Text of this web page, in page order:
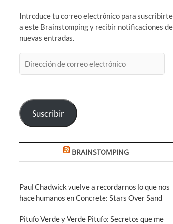
Introduce tu correo electrónico para suscribirte
a este Brainstomping y recibir notificaciones de
nuevas entradas.
de
Suscribir
BRAINSTOMPING
Paul Chadwick vuelve a recordarnos lo que nos
hace humanos en Concrete: Stars Over Sand
Pitufo Verde y Verde Pitufo: Secretos que me